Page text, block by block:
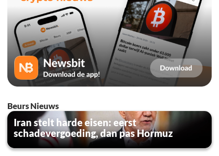
Beurs Nieuws
Iran stelt harde eisen: eerst
schadevergoeding, dan pas Hormuz